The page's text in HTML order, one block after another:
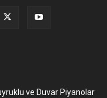
ve Duvar Piyanolar